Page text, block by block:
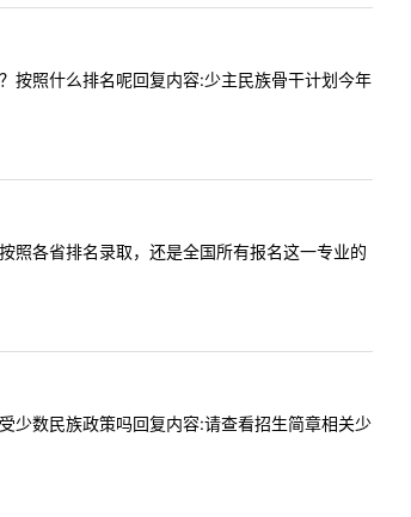
照什么排名呢回复内容:少主民族骨干计划今年
各省排名录取，还是全国所有报名这一专业的
数民族政策吗回复内容:请查看招生简章相关少